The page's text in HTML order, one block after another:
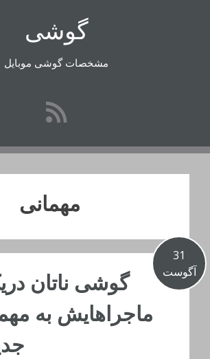
گوشی
مشخصات گوشی موبایل
مهمانی
31
آگوست
گوشی ناتان
ماجراهایش به